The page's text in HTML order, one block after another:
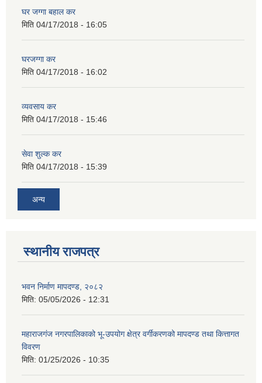
घर जग्गा बहाल कर
मिति 04/17/2018 - 16:05
घरजग्गा कर
मिति 04/17/2018 - 16:02
व्यवसाय कर
मिति 04/17/2018 - 15:46
सेवा शुल्क कर
मिति 04/17/2018 - 15:39
अन्य
स्थानीय राजपत्र
भवन निर्माण मापदण्ड, २०८२
मिति: 05/05/2026 - 12:31
महाराजगंज नगरपालिकाको भू-उपयोग क्षेत्र वर्गीकरणको मापदण्ड तथा कित्तागत
विवरण
मिति: 01/25/2026 - 10:35